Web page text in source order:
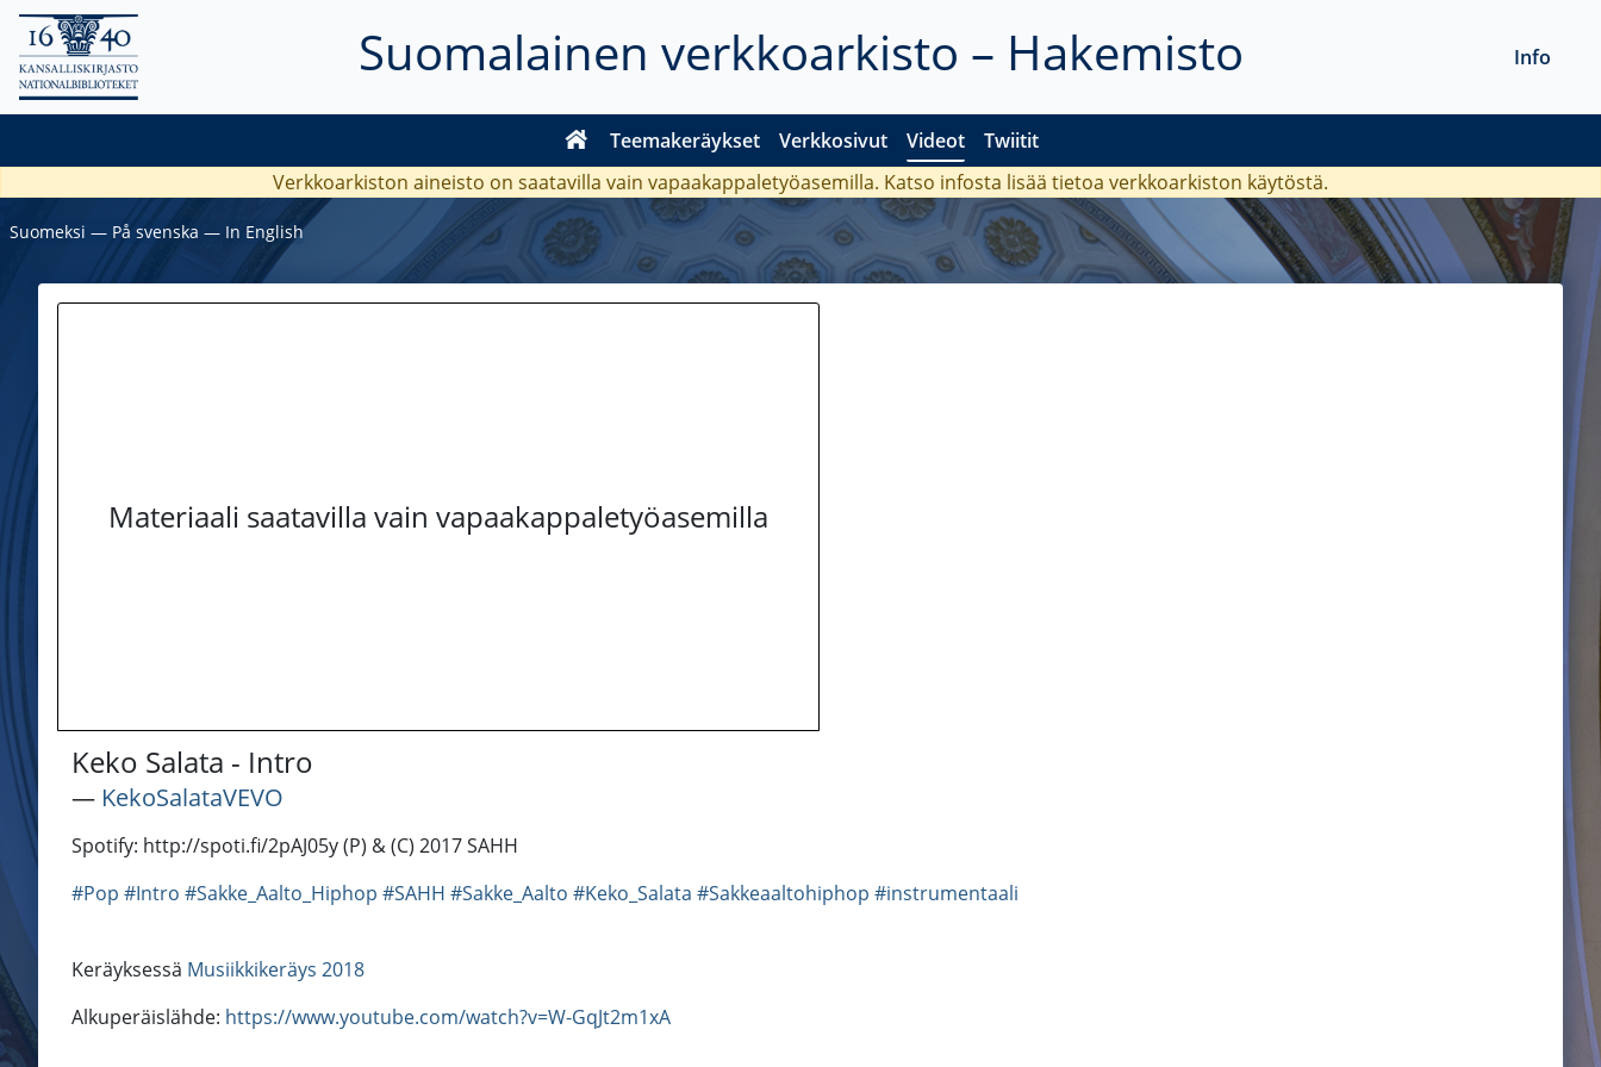
Suomalainen verkkoarkisto – Hakemisto
Teemakeräykset Verkkosivut Videot Twiitit
Info
Verkkoarkiston aineisto on saatavilla vain vapaakappaletyöasemilla. Katso infosta lisää tietoa verkkoarkiston käytöstä.
Suomeksi ― På svenska ― In English
Materiaali saatavilla vain vapaakappaletyöasemilla
Keko Salata - Intro
― KekoSalataVEVO
Spotify: http://spoti.fi/2pAJ05y (P) & (C) 2017 SAHH
#Pop #Intro #Sakke_Aalto_Hiphop #SAHH #Sakke_Aalto #Keko_Salata #Sakkeaaltohiphop #instrumentaali
Keräyksessä Musiikkikeräys 2018
Alkuperäislähde: https://www.youtube.com/watch?v=W-GqJt2m1xA